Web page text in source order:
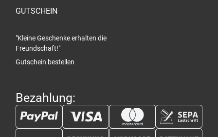
GUTSCHEIN
"Kleine Geschenke erhalten die
Freundschaft!"
Gutschein bestellen
Bezahlung: